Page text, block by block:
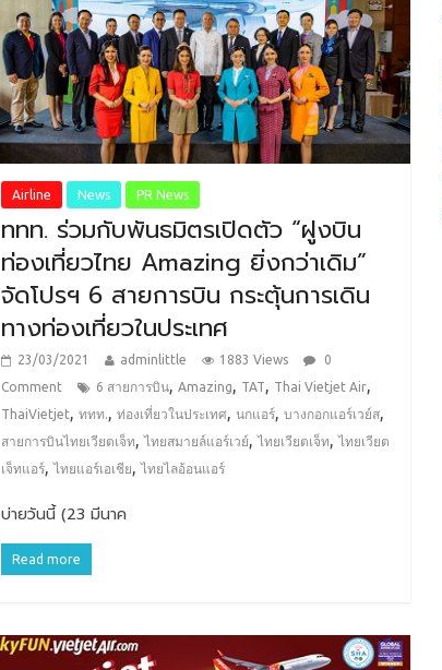
Airline News PR News
ททท. ร่วมกับพันธมิตรเปิดตัว “ฝูงบิน
ท่องเที่ยวไทย Amazing ยิ่งกว่าเดิม”
จัดโปรฯ 6 สายการบิน กระตุ้นการเดิน
ทางท่องเที่ยวในประเทศ
23/03/2021 adminlittle 1883 Views
0
Comment
6 สายการบิน,Amazing, TAT, Thai Vietjet Air,
ThaiVietjet,ททท.,ท่องเที่ยวในประเทศ,นกแอร์,บางกอกแอร์เวย์ส,
สายการบินไทยเวียตเจ็ท,ไทยสมายล์แอร์เวย์,ไทยเวียตเจ็ท,ไทยเวียต
เจ็ทแอร์,ไทยแอร์เอเชีย,ไทยไลอ้อนแอร์
บ่ายวันนี้ (23 มีนาค
Read more